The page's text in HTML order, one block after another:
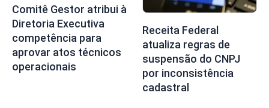
Comitê Gestor atribui à
Diretoria Executiva
competência para
aprovar atos técnicos
operacionais
Receita Federal
atualiza regras de
suspensão do CNPJ
por inconsistência
cadastral